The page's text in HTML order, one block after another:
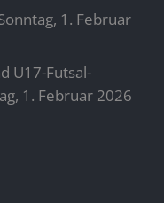
1. Februar
U17-Futsal-
1. Februar 2026